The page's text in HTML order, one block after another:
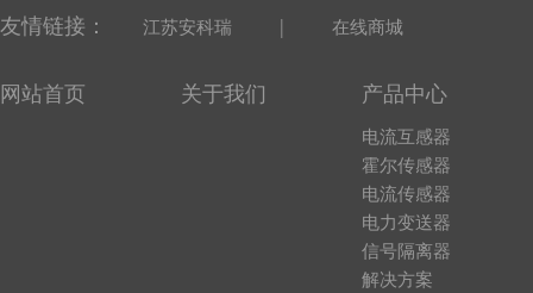
友情链接： 江苏安科瑞 | 在线商城
网站首页 关于我们 产品中心
电流互感器
霍尔传感器
电流传感器
电力变送器
信号隔离器
解决方案